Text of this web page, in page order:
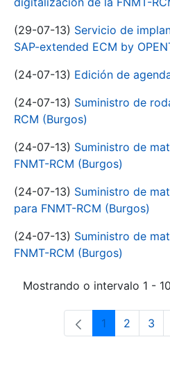
(29-07-13) Servicio de
SAP-extended ECM by
(24-07-13) Edición de
(24-07-13) Suministro de
RCM (Burgos)
(24-07-13) Suministro de
FNMT-RCM (Burgos)
(24-07-13) Suministro de
para FNMT-RCM (Burgos)
(24-07-13) Suministro de
FNMT-RCM (Burgos)
Mostrando o intervalo 1 -
Páxina
1 Páxina
2 3